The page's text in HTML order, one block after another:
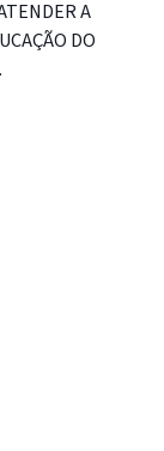
A
DO